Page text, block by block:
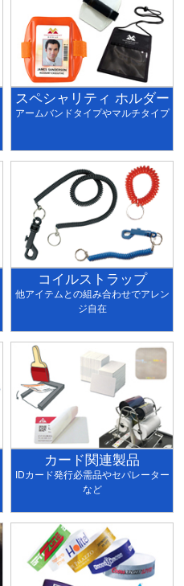
スペシャリティ ホルダー
アームバンドタイプやマルチタイプ
コイルストラップ
他アイテムとの組み合わせでアレン
ジ自在
カード関連製品
IDカード発行必需品やセパレーター
など